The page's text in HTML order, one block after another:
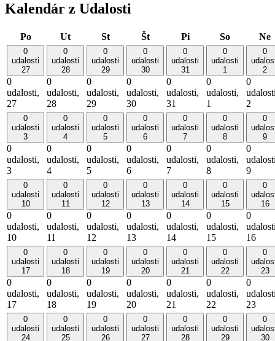
Kalendár z Udalosti
Po Ut St Št Pi So Ne
0
udalosti
27
0
udalosti,
27
0
udalosti
28
0
udalosti,
28
0
udalosti
29
0
udalosti,
29
0
udalosti
30
0
udalosti,
30
0
udalosti
31
0
udalosti,
31
0
udalosti
1
0
udalosti,
1
0
2
0
2
0
udalosti
3
0
udalosti,
3
0
udalosti
4
0
udalosti,
4
0
udalosti
5
0
udalosti,
5
0
udalosti
6
0
udalosti,
6
0
udalosti
7
0
udalosti,
7
0
udalosti
8
0
udalosti,
8
0
9
0
9
0
udalosti
10
0
udalosti,
10
0
udalosti
11
0
udalosti,
11
0
udalosti
12
0
udalosti,
12
0
udalosti
13
0
udalosti,
13
0
udalosti
14
0
udalosti,
14
0
udalosti
15
0
udalosti,
15
0
16
0
16
0
udalosti
17
0
udalosti,
17
0
udalosti
18
0
udalosti,
18
0
udalosti
19
0
udalosti,
19
0
udalosti
20
0
udalosti,
20
0
udalosti
21
0
udalosti,
21
0
udalosti
22
0
udalosti,
22
0
23
0
23
0
udalosti
24
0
udalosti
25
0
udalosti
26
0
udalosti
27
0
udalosti
28
0
udalosti
29
0
30